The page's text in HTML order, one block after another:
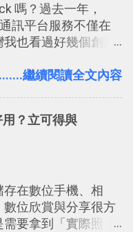
嗎？過去一年，
訊平台服務不僅在
也看過好幾個創業
什麼魅力？它是不是
作中使用了 Slack
吸引人之處有三
： Slack 裡擁有跟
影音圖文的功能。
是 Slack 的頻道、群
天，不會干擾工作
繼續閱讀全文內容
？立可得與
在數位手機、相
位欣賞與分享很方
要拿到「實際照